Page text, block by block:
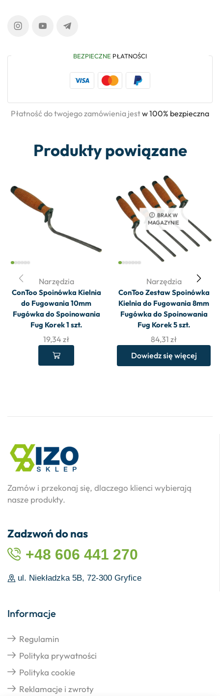
BEZPIECZNE PŁATNOŚCI
Płatność do twojego zamówienia jestw 100% bezpieczna
Produkty powiązane
Narzędzia
ConToo Spoinówka Kielnia
do Fugowania 10mm
Fugówka do Spoinowania
Fug Korek 1 szt.
19,34 zł
BRAK W
MAGAZYNIE
Narzędzia
ConToo Zestaw Spoinówka
Kielnia do Fugowania 8mm
Fugówka do Spoinowania
Fug Korek 5 szt.
84,31 zł
Dowiedz się więcej
Zamów i przekonaj się, dlaczego klienci wybierają
nasze produkty.
Zadzwoń do nas
+48 606 441 270
ul. Niekładzka 5B, 72-300 Gryfice
Informacje
Regulamin
Polityka prywatności
Polityka cookie
Reklamacje i zwroty